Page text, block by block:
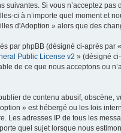
suivantes. Si vous n’acceptez pas
ci à n’importe quel moment et
d'Adoption » alors que des
par phpBB (désigné ci-après par
Public License v2 » (désigné
de ce que nous acceptons ou
de contenu abusif, obscène,
» est hébergé ou les lois
Les adresses IP de tous les
quel sujet lorsque nous